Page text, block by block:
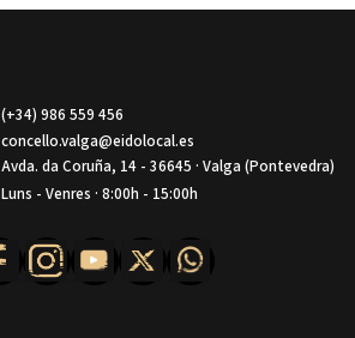
(+34) 986 559 456
concello.valga@eidolocal.es
Avda. da Coruña, 14 - 36645 · Valga (Pontevedra)
Luns - Venres · 8:00h - 15:00h